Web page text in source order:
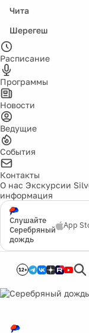
Чита
Шерегеш
Расписание
Программы
Новости
Ведущие
События
Контакты
О нас Экскурсии
информация
Слушайте
Серебряный
дождь
App
12+